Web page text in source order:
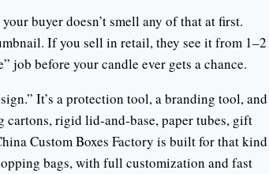
buyer doesn’t smell any of that at first.
If you sell in retail, they see it from 1–2
job before your candle ever gets a chance.
It’s a protection tool, a branding tool, and
rigid lid-and-base, paper tubes, gift
Custom Boxes Factory is built for that kind
bags, with full customization and fast